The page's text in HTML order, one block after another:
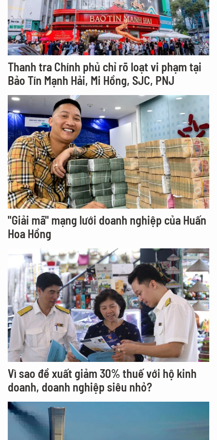
Thanh tra Chính phủ chỉ rõ loạt vi phạm tại
Bảo Tín Mạnh Hải, Mi Hồng, SJC, PNJ
"Giải mã" mạng lưới doanh nghiệp của Huấn
Hoa Hồng
Vì sao đề xuất giảm 30% thuế với hộ kinh
doanh, doanh nghiệp siêu nhỏ?